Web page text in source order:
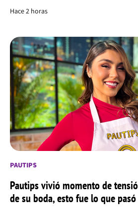
Hace 2 horas
PAUTIPS
Pautips vivió momento de
de su boda, esto fue lo que pasó